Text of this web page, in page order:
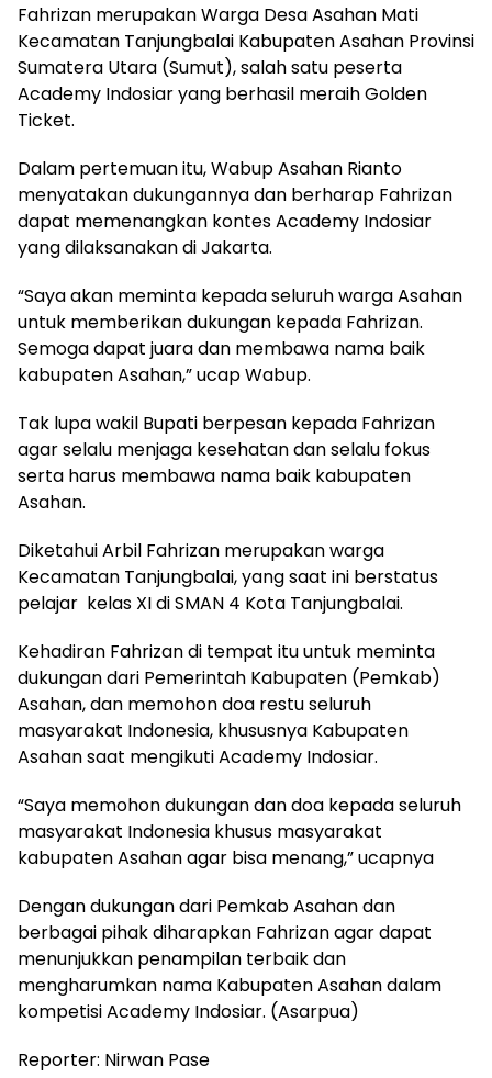
Fahrizan merupakan Warga Desa Asahan Mati
Kecamatan Tanjungbalai Kabupaten Asahan Provinsi
Sumatera Utara (Sumut), salah satu peserta
Academy Indosiar yang berhasil meraih Golden
Ticket.
Dalam pertemuan itu, Wabup Asahan Rianto
menyatakan dukungannya dan berharap Fahrizan
dapat memenangkan kontes Academy Indosiar
yang dilaksanakan di Jakarta.
“Saya akan meminta kepada seluruh warga Asahan
untuk memberikan dukungan kepada Fahrizan.
Semoga dapat juara dan membawa nama baik
kabupaten Asahan,” ucap Wabup.
Tak lupa wakil Bupati berpesan kepada Fahrizan
agar selalu menjaga kesehatan dan selalu fokus
serta harus membawa nama baik kabupaten
Asahan.
Diketahui Arbil Fahrizan merupakan warga
Kecamatan Tanjungbalai, yang saat ini berstatus
pelajar kelas XI di SMAN 4 Kota Tanjungbalai.
Kehadiran Fahrizan di tempat itu untuk meminta
dukungan dari Pemerintah Kabupaten (Pemkab)
Asahan, dan memohon doa restu seluruh
masyarakat Indonesia, khususnya Kabupaten
Asahan saat mengikuti Academy Indosiar.
“Saya memohon dukungan dan doa kepada seluruh
masyarakat Indonesia khusus masyarakat
kabupaten Asahan agar bisa menang,” ucapnya
Dengan dukungan dari Pemkab Asahan dan
berbagai pihak diharapkan Fahrizan agar dapat
menunjukkan penampilan terbaik dan
mengharumkan nama Kabupaten Asahan dalam
kompetisi Academy Indosiar. (Asarpua)
Reporter: Nirwan Pase